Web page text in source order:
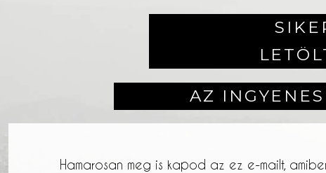
AZ
Hamarosan meg is kapod az ez e-mailt,